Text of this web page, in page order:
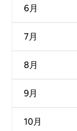
6月
7月
8月
9月
10月